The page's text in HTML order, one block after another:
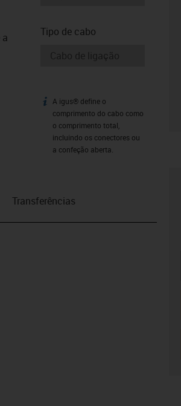
Tipo de cabo
igus-icon-info
A igus® define o
comprimento do cabo como
o comprimento total,
incluindo os conectores ou
a confeção aberta.
Transferências